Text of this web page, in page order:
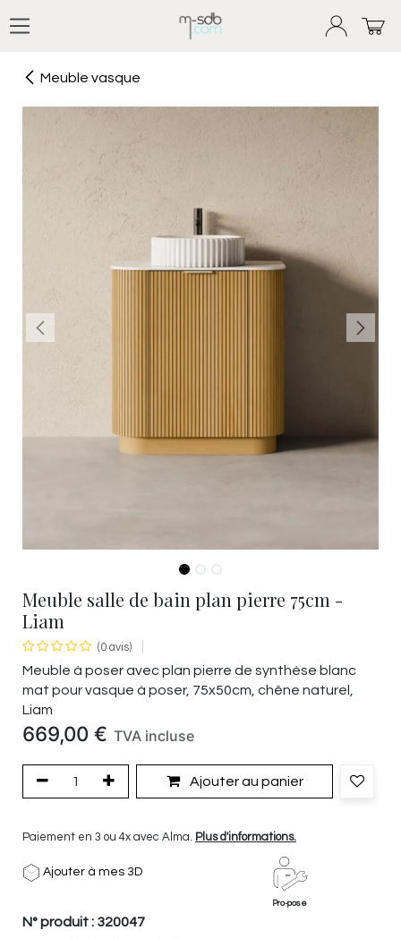
Meuble vasque
Meuble salle de bain plan pierre 75cm -
Liam
(0 avis)
Meuble à poser avec plan pierre de synthèse blanc
mat pour vasque à poser, 75x50cm, chêne naturel,
Liam
669,00 € TVA incluse
Ajouter au panier
Paiement en 3 ou 4x avec Alma. Plus d'informations.
Ajouter à mes 3D
Pro-pose
N° produit : 320047